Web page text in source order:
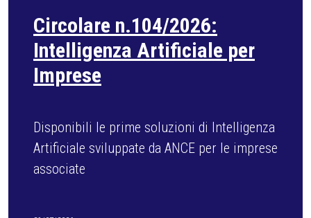
Circolare n.102/2026: Fonti
rinnovabili negli edifici
Dal 3 agosto operative le nuove soglie
minime di installazione